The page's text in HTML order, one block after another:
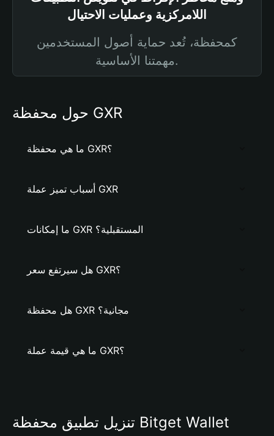
اللامركزية وعمليات الاحتيال
كمحفظة، تُعد حماية أصول المستخدمين
مهمتنا الأساسية.
حول محفظة GXR
ما هي محفظة GXR؟
أسباب تميز عملة GXR
ما إمكانات GXR المستقبلية؟
هل سيرتفع سعر GXR؟
هل محفظة GXR مجانية؟
ما هي قيمة عملة GXR؟
تنزيل تطبيق محفظة Bitget Wallet